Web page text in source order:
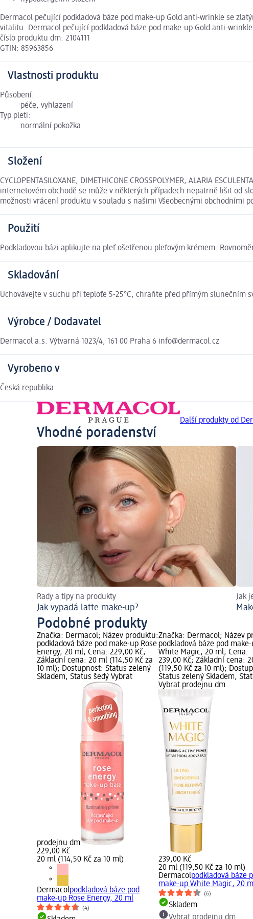
Dermacol pečující podkladová báze pod make-up Gold anti-wrinkle se
vitalitu. Dermacol pečující podkladová báze pod make-up Gold anti-
číslo produktu dm: 2104111
GTIN: 85963856
Vlastnosti produktu
Působení:
péče, vyhlazení
Typ pleti:
normální pokožka
Složení
CYCLOPENTASILOXANE, DIMETHICONE CROSSPOLYMER, ALARIA
internetovém obchodě se může v některých případech nepatrně lišit od
možnosti vrácení produktu v souladu s našimi Všeobecnými obchodními
Použití
Podkladovou bázi aplikujte na pleť ošetřenou pleťovým krémem.
Skladování
Uchovávejte v suchu při teploťe 5-25°C, chraňte před přímým slunečním
Výrobce / Dodavatel
Dermacol a.s. Výtvarná 1023/4, 161 00 Praha 6 info@dermacol.cz
Vyrobeno v
Česká republika
Další produkty od
Vhodné poradenství
Rady a tipy na produkty
Jak vypadá latte make-up?
Jak
Podobné produkty
Značka: Dermacol; Název produktu:
podkladová báze pod make-up Rose
Energy, 20 ml; Cena: 229,00 Kč;
Základní cena: 20 ml (114,50 Kč za
10 ml); Dostupnost: Status zelený
Skladem, Status šedý Vybrat
prodejnu dm
229,00 Kč
20 ml (114,50 Kč za 10 ml)
Dermacolpodkladová báze pod
make-up Rose Energy, 20 ml
(4)
Značka: Dermacol; Název
podkladová báze pod
White Magic, 20 ml; Cena:
239,00 Kč; Základní cena:
(119,50 Kč za 10 ml);
Status zelený Skladem,
Vybrat prodejnu dm
239,00 Kč
20 ml (119,50 Kč za 10 ml)
Dermacolpodkladová báze
make-up White Magic, 20
(6)
Skladem